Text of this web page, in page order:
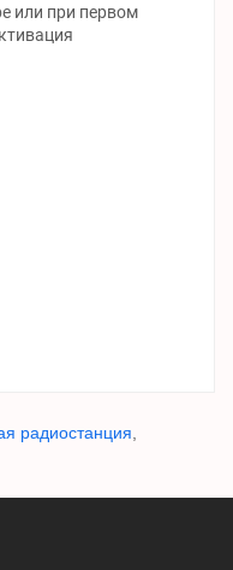
или при первом
радиостанция